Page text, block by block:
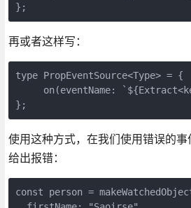
};
再或者这样写：
type PropEventSource<Type> = {
on(eventName:
};
使用这种方式，在我们使用错误的
给出报错：
const person =